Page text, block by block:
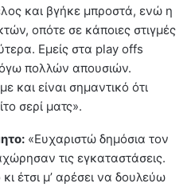
και βγήκε μπροστά, ενώ η
οπότε σε κάποιες στιγμές
Εμείς στα play offs
πολλών απουσιών.
και είναι σημαντικό ότι
σερί ματς».
«Ευχαριστώ δημόσια τον
τις εγκαταστάσεις.
έτσι μ’ αρέσει να δουλεύω